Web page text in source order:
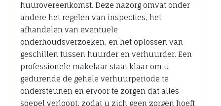
huurovereenkomst. Deze nazorg omvat onder
andere het regelen van inspecties, het
afhandelen van eventuele
onderhoudsverzoeken, en het oplossen van
geschillen tussen huurder en verhuurder. Een
professionele makelaar staat klaar om u
gedurende de gehele verhuurperiode te
ondersteunen en ervoor te zorgen dat alles
soepel verloopt, zodat u zich geen zorgen hoeft